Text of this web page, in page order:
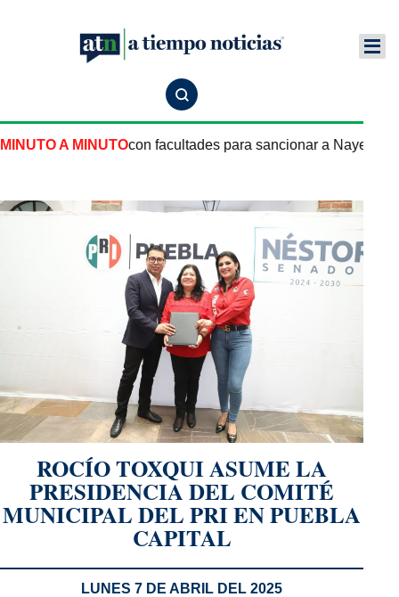
MINUTO A MINUTO
sí cuenta con facultades para sancionar a Nayeli
ROCÍO TOXQUI ASUME LA
PRESIDENCIA DEL COMITÉ
MUNICIPAL DEL PRI EN PUEBLA
CAPITAL
LUNES 7 DE ABRIL DEL 2025